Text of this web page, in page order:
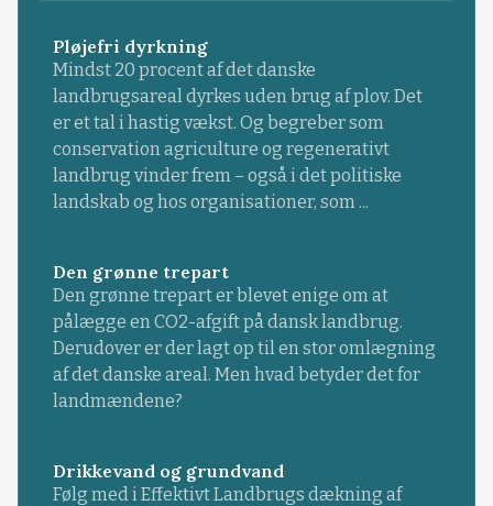
Pløjefri dyrkning
Mindst 20 procent af det danske
landbrugsareal dyrkes uden brug af plov. Det
er et tal i hastig vækst. Og begreber som
conservation agriculture og regenerativt
landbrug vinder frem – også i det politiske
landskab og hos organisationer, som ...
Den grønne trepart
Den grønne trepart er blevet enige om at
pålægge en CO2-afgift på dansk landbrug.
Derudover er der lagt op til en stor omlægning
af det danske areal. Men hvad betyder det for
landmændene?
Drikkevand og grundvand
Følg med i Effektivt Landbrugs dækning af